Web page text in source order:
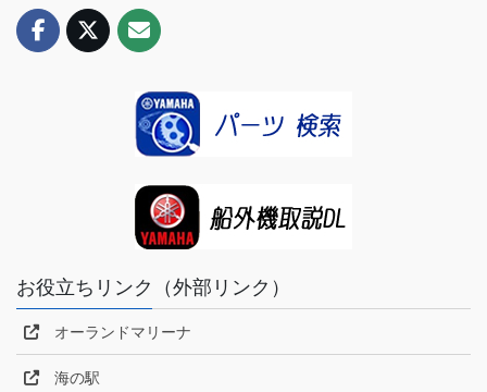
お役立ちリンク（外部リンク）
オーランドマリーナ
海の駅